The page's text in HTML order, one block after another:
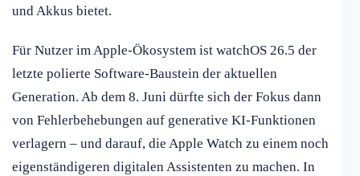
und Akkus bietet.
Für Nutzer im Apple-Ökosystem ist watchOS 26.5 der
letzte polierte Software-Baustein der aktuellen
Generation. Ab dem 8. Juni dürfte sich der Fokus dann
von Fehlerbehebungen auf generative KI-Funktionen
verlagern – und darauf, die Apple Watch zu einem noch
eigenständigeren digitalen Assistenten zu machen. In